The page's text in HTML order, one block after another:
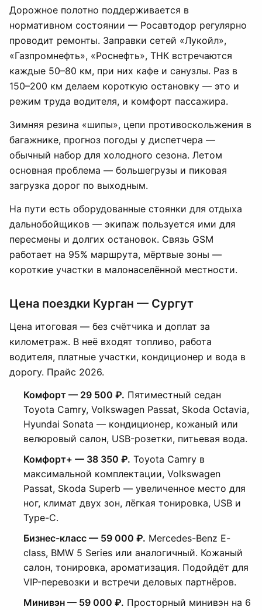
Дорожное полотно поддерживается в
нормативном состоянии — Росавтодор регулярно
проводит ремонты. Заправки сетей «Лукойл»,
«Газпромнефть», «Роснефть», ТНК встречаются
каждые 50–80 км, при них кафе и санузлы. Раз в
150–200 км делаем короткую остановку — это и
режим труда водителя, и комфорт пассажира.
Зимняя резина «шипы», цепи противоскольжения в
багажнике, прогноз погоды у диспетчера —
обычный набор для холодного сезона. Летом
основная проблема — большегрузы и пиковая
загрузка дорог по выходным.
На пути есть оборудованные стоянки для отдыха
дальнобойщиков — экипаж пользуется ими для
пересмены и долгих остановок. Связь GSM
работает на 95% маршрута, мёртвые зоны —
короткие участки в малонаселённой местности.
Цена поездки Курган — Сургут
Цена итоговая — без счётчика и доплат за
километраж. В неё входят топливо, работа
водителя, платные участки, кондиционер и вода в
дорогу. Прайс 2026.
Комфорт — 29 500 ₽. Пятиместный седан
Toyota Camry, Volkswagen Passat, Skoda Octavia,
Hyundai Sonata — кондиционер, кожаный или
велюровый салон, USB-розетки, питьевая вода.
Комфорт+ — 38 350 ₽. Toyota Camry в
максимальной комплектации, Volkswagen
Passat, Skoda Superb — увеличенное место для
ног, климат двух зон, лёгкая тонировка, USB и
Type-C.
Бизнес-класс — 59 000 ₽. Mercedes-Benz E-
class, BMW 5 Series или аналогичный. Кожаный
салон, тонировка, ароматизация. Подойдёт для
VIP-перевозки и встречи деловых партнёров.
Минивэн — 59 000 ₽. Просторный минивэн на 6